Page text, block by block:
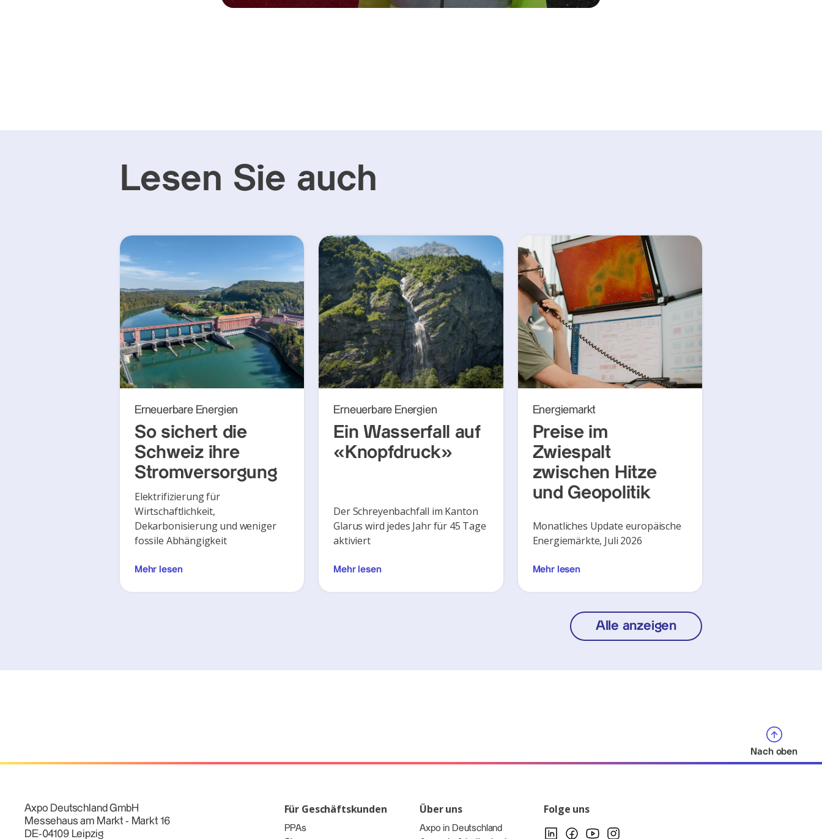
Lesen Sie auch
Erneuerbare Energien
So sichert die
Schweiz ihre
Stromversorgung
Elektrifizierung für
Wirtschaftlichkeit,
Dekarbonisierung und weniger
fossile Abhängigkeit
Mehr lesen
Erneuerbare Energien
Ein Wasserfall auf
«Knopfdruck»
Der Schreyenbachfall im Kanton
Glarus wird jedes Jahr für 45 Tage
aktiviert
Mehr lesen
Energiemarkt
Preise im
Zwiespalt
zwischen Hitze
und Geopolitik
Monatliches Update europäische
Energiemärkte, Juli 2026
Mehr lesen
Alle anzeigen
Nach oben
Axpo Deutschland GmbH
Messehaus am Markt - Markt 16
DE-04109 Leipzig
Für Geschäftskunden
PPAs
Über uns
Axpo in Deutschland
Folge uns